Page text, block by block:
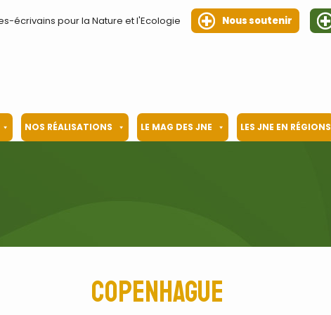
écrivains pour la Nature et l'Ecologie Nous soutenir
NOS RÉALISATIONS LE MAG DES JNE LES JNE EN RÉGIONS
Copenhague